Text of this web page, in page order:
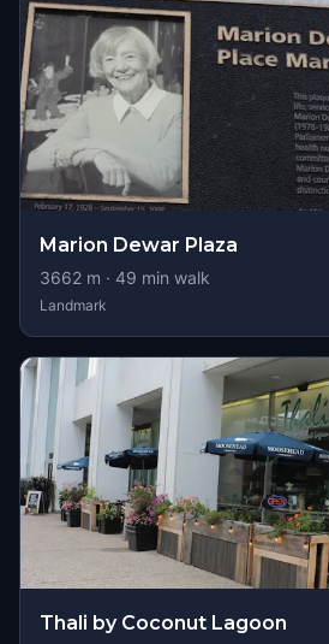
Marion Dewar Plaza
3662 m · 49 min walk
Landmark
Thali by Coconut Lagoon